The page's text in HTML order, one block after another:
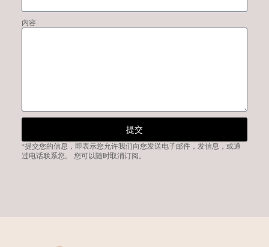
内容
提交
*提交您的信息，即表示您允许我们向您发送电子邮件，发信息，或通
过电话联系您。 您可以随时取消订阅。